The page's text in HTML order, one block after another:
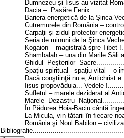
Dumnezeu şi Iisus au vizitat
Dacia – Pasăre
Bariera energetică de la Şinca
Cutremurele din România –
Carpaţii şi zidul protector
Seria de minuni de la Şinca
Kogaion – magistrală spre Tibet
Shambalah – una din Marile Săli
Ghidul Peşterilor
Spaţiu spiritual - spaţiu vital – o
Dacă conştiinţă nu e, Antichrist e
Iisus propovăduia... Vedele
Sufletul – marele deziderat al
Marele Dezastru
În Pădurea Hoia-Baciu cântă
La Micula, vin tătarii în fiecare
România şi Noul Babilon –